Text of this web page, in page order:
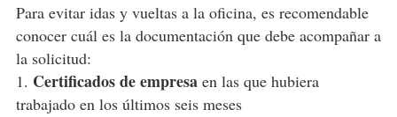
Para evitar idas y vueltas a la oficina, es recomendable
conocer cuál es la documentación que debe acompañar a
la solicitud:
1. Certificados de empresaen las que hubiera
trabajado en los últimos seis meses